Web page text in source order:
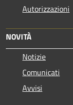
Autorizzazioni
NOVITÀ
Notizie
Comunicati
Avvisi